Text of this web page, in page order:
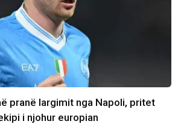
pranë largimit nga Napoli, pritet
i njohur europian